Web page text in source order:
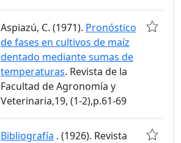
Aspiazú, C. (1971). Pronóstico
de fases en cultivos de maíz
dentado mediante sumas de
temperaturas. Revista de la
Facultad de Agronomía y
Veterinaria,19, (1-2),p.61-69
Bibliografía . (1926). Revista